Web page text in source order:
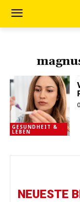
GESUNDHEIT &
LEBEN
NEUESTE